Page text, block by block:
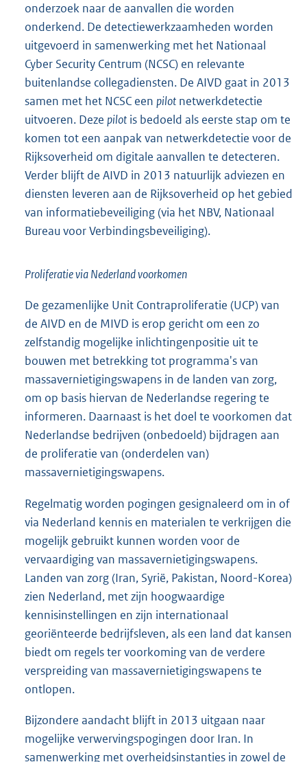
onderzoek naar de aanvallen die worden
onderkend. De detectiewerkzaamheden worden
uitgevoerd in samenwerking met het Nationaal
Cyber Security Centrum (NCSC) en relevante
buitenlandse collegadiensten. De AIVD gaat in 2013
samen met het NCSC een pilot netwerkdetectie
uitvoeren. Deze pilot is bedoeld als eerste stap om te
komen tot een aanpak van netwerkdetectie voor de
Rijksoverheid om digitale aanvallen te detecteren.
Verder blijft de AIVD in 2013 natuurlijk adviezen en
diensten leveren aan de Rijksoverheid op het gebied
van informatiebeveiliging (via het NBV, Nationaal
Bureau voor Verbindingsbeveiliging).
Proliferatie via Nederland voorkomen
De gezamenlijke Unit Contraproliferatie (UCP) van
de AIVD en de MIVD is erop gericht om een zo
zelfstandig mogelijke inlichtingenpositie uit te
bouwen met betrekking tot programma's van
massavernietigingswapens in de landen van zorg,
om op basis hiervan de Nederlandse regering te
informeren. Daarnaast is het doel te voorkomen dat
Nederlandse bedrijven (onbedoeld) bijdragen aan
de proliferatie van (onderdelen van)
massavernietigingswapens.
Regelmatig worden pogingen gesignaleerd om in of
via Nederland kennis en materialen te verkrijgen die
mogelijk gebruikt kunnen worden voor de
vervaardiging van massavernietigingswapens.
Landen van zorg (Iran, Syrië, Pakistan, Noord-Korea)
zien Nederland, met zijn hoogwaardige
kennisinstellingen en zijn internationaal
georiënteerde bedrijfsleven, als een land dat kansen
biedt om regels ter voorkoming van de verdere
verspreiding van massavernietigingswapens te
ontlopen.
Bijzondere aandacht blijft in 2013 uitgaan naar
mogelijke verwervingspogingen door Iran. In
samenwerking met overheidsinstanties in zowel de